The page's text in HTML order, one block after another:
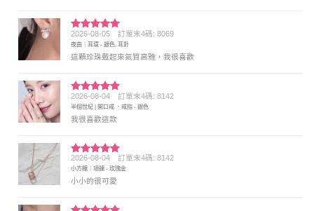
評分5 滿
分 5
2026-08-05 訂單末4碼: 8069
夜曲｜耳環 - 銀色, 耳針
這顆珍珠戴起來氣質高雅，我很喜歡
評分5 滿
分 5
2026-08-04 訂單末4碼: 8142
半個世紀 | 開口戒 ．戒指 - 銀色
我很喜歡這款
評分5 滿
分 5
2026-08-04 訂單末4碼: 8142
小方糖｜項鍊 - 玫瑰金
小小的很可愛